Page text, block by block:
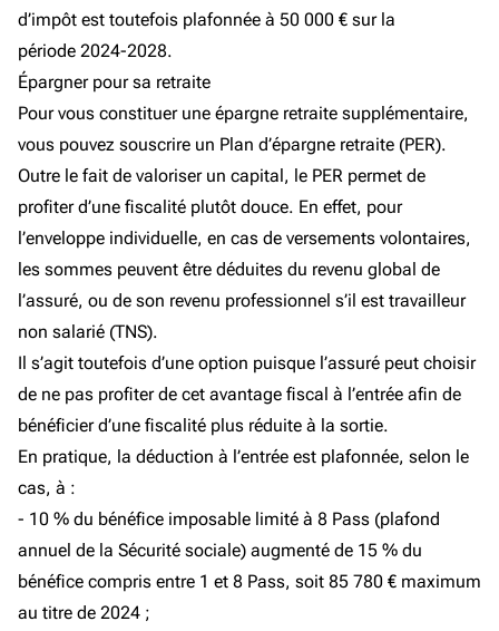
d’impôt est toutefois plafonnée à 50 000 € sur la
période 2024-2028.
Épargner pour sa retraite
Pour vous constituer une épargne retraite supplémentaire,
vous pouvez souscrire un Plan d’épargne retraite (PER).
Outre le fait de valoriser un capital, le PER permet de
profiter d’une fiscalité plutôt douce. En effet, pour
l’enveloppe individuelle, en cas de versements volontaires,
les sommes peuvent être déduites du revenu global de
l’assuré, ou de son revenu professionnel s’il est travailleur
non salarié (TNS).
Il s’agit toutefois d’une option puisque l’assuré peut choisir
de ne pas profiter de cet avantage fiscal à l’entrée afin de
bénéficier d’une fiscalité plus réduite à la sortie.
En pratique, la déduction à l’entrée est plafonnée, selon le
cas, à :
- 10 % du bénéfice imposable limité à 8 Pass (plafond
annuel de la Sécurité sociale) augmenté de 15 % du
bénéfice compris entre 1 et 8 Pass, soit 85 780 € maximum
au titre de 2024 ;